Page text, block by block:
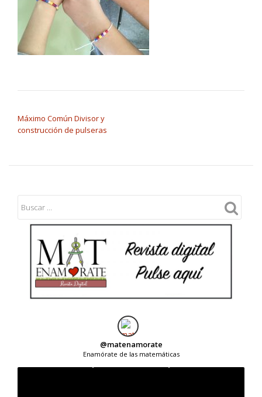
Máximo Común Divisor y
construcción de pulseras
@matenamorate
Enamórate de las matemáticas